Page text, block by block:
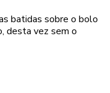
batidas sobre o bolo
desta vez sem o